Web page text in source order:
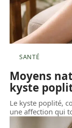
SANTÉ
Moyens
kyste
Le kyste poplité,
une affection qui